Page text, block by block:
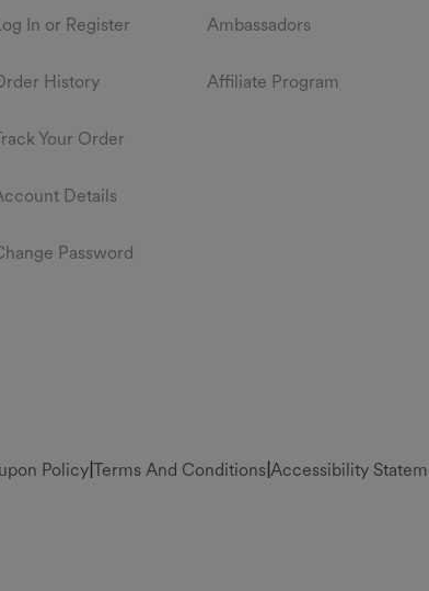
In or Register
History
Your Order
Details
Password
Ambassadors
Affiliate Program
Policy Terms And Conditions Accessibility